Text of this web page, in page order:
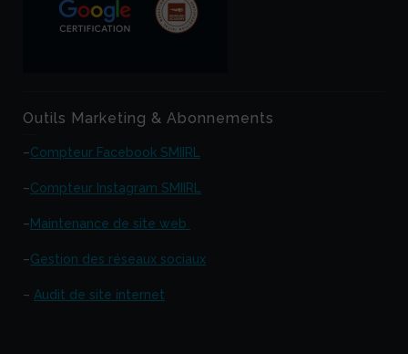
Outils Marketing & Abonnements
–Compteur Facebook SMIIRL
–Compteur Instagram SMIIRL
–Maintenance de site web
–Gestion des réseaux sociaux
– Audit de site internet